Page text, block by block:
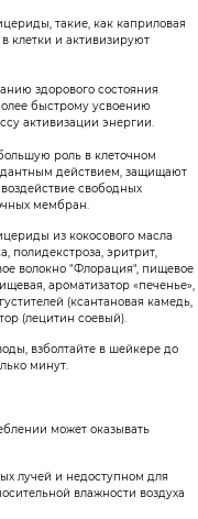
такие, как каприловая
клетки и активизируют
здорового состояния
быстрому усвоению
активизации энергии.
роль в клеточном
действием, защищают
свободных
мембран.
из кокосового масла
полидекстроза, эритрит,
волокно "Флорация", пищевое
ароматизатор «печенье»,
(ксантановая камедь,
(лецитин соевый).
взболтайте в шейкере до
минут.
может оказывать
лучей и недоступном для
влажности воздуха